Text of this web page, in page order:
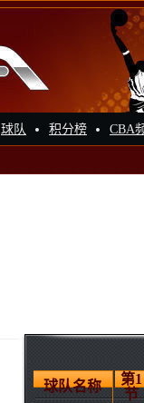
球队 积分榜 CBA
球队名称
第1
节